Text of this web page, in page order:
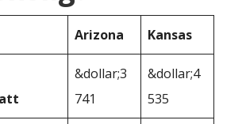
Arizona Kansas
&dollar;3
741
&dollar;4
535